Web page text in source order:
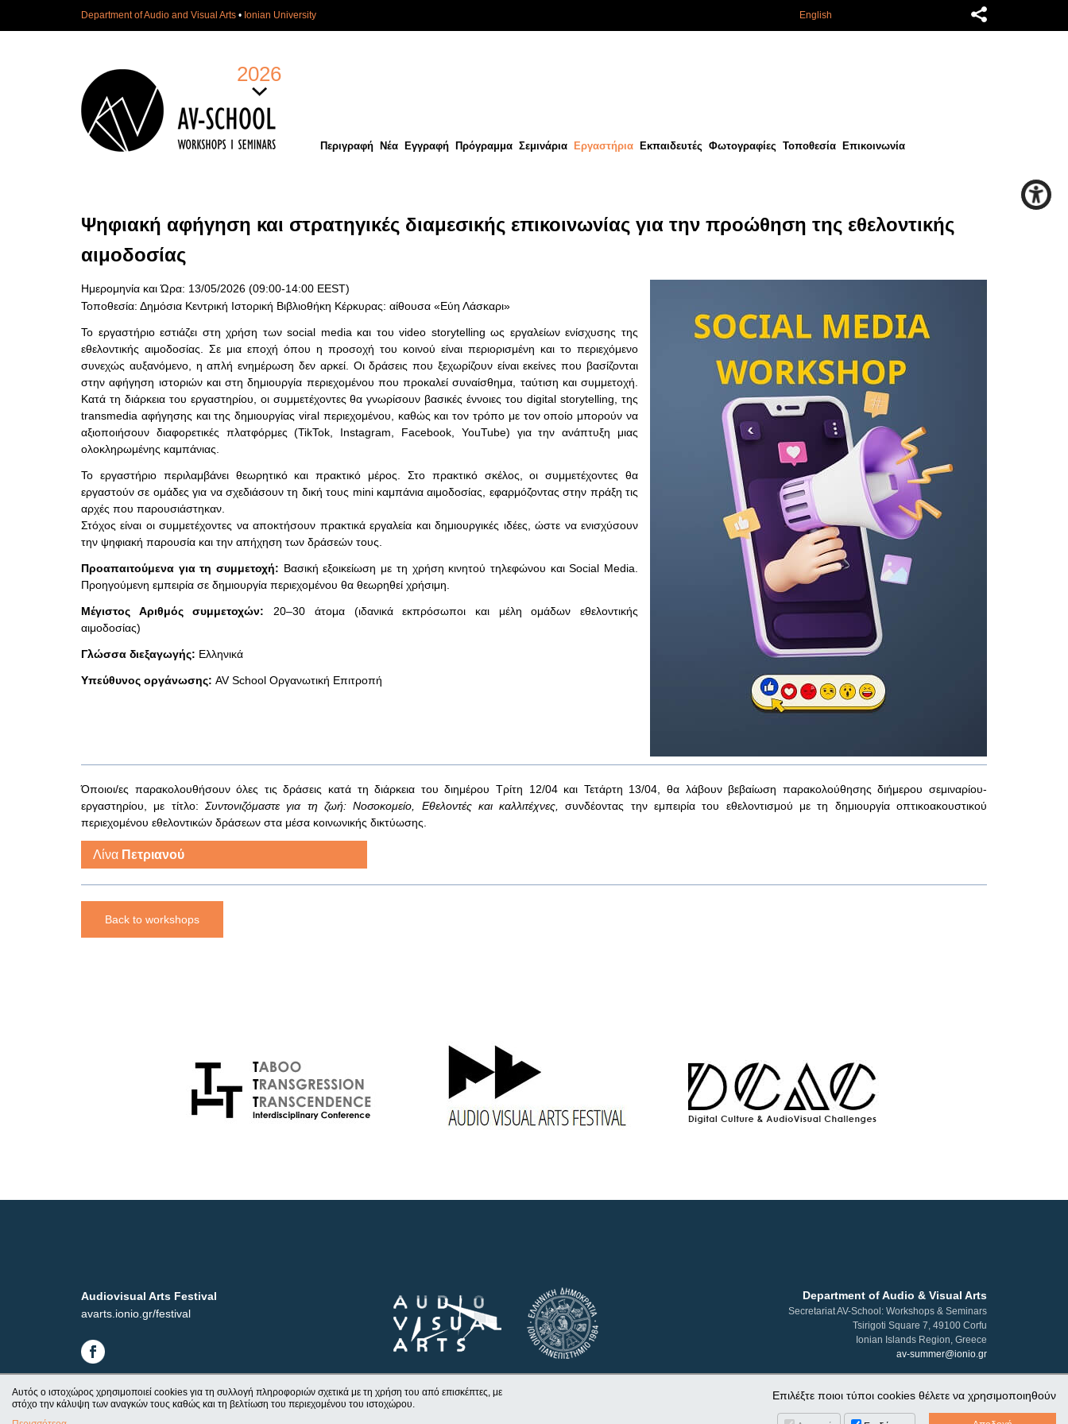
Department of Audio and Visual Arts • Ionian University English
2026
Περιγραφή Νέα Εγγραφή Πρόγραμμα Σεμινάρια Εργαστήρια Εκπαιδευτές Φωτογραφίες Τοποθεσία Επικοινωνία
Ψηφιακή αφήγηση και στρατηγικές διαμεσικής επικοινωνίας για την προώθηση της εθελοντικής
αιμοδοσίας
Ημερομηνία και Ώρα: 13/05/2026 (09:00-14:00 EEST)
Τοποθεσία: Δημόσια Κεντρική Ιστορική Βιβλιοθήκη Κέρκυρας: αίθουσα «Εύη Λάσκαρι»
Το εργαστήριο εστιάζει στη χρήση των social media και του video storytelling ως εργαλείων ενίσχυσης της
εθελοντικής αιμοδοσίας. Σε μια εποχή όπου η προσοχή του κοινού είναι περιορισμένη και το περιεχόμενο
συνεχώς αυξανόμενο, η απλή ενημέρωση δεν αρκεί. Οι δράσεις που ξεχωρίζουν είναι εκείνες που βασίζονται
στην αφήγηση ιστοριών και στη δημιουργία περιεχομένου που προκαλεί συναίσθημα, ταύτιση και συμμετοχή.
Κατά τη διάρκεια του εργαστηρίου, οι συμμετέχοντες θα γνωρίσουν βασικές έννοιες του digital storytelling, της
transmedia αφήγησης και της δημιουργίας viral περιεχομένου, καθώς και τον τρόπο με τον οποίο μπορούν να
αξιοποιήσουν διαφορετικές πλατφόρμες (TikTok, Instagram, Facebook, YouTube) για την ανάπτυξη μιας
ολοκληρωμένης καμπάνιας.
Το εργαστήριο περιλαμβάνει θεωρητικό και πρακτικό μέρος. Στο πρακτικό σκέλος, οι συμμετέχοντες θα
εργαστούν σε ομάδες για να σχεδιάσουν τη δική τους mini καμπάνια αιμοδοσίας, εφαρμόζοντας στην πράξη τις
αρχές που παρουσιάστηκαν.
Στόχος είναι οι συμμετέχοντες να αποκτήσουν πρακτικά εργαλεία και δημιουργικές ιδέες, ώστε να ενισχύσουν
την ψηφιακή παρουσία και την απήχηση των δράσεών τους.
Προαπαιτούμενα για τη συμμετοχή: Βασική εξοικείωση με τη χρήση κινητού τηλεφώνου και Social Media.
Προηγούμενη εμπειρία σε δημιουργία περιεχομένου θα θεωρηθεί χρήσιμη.
Μέγιστος Αριθμός συμμετοχών: 20–30 άτομα (ιδανικά εκπρόσωποι και μέλη ομάδων εθελοντικής
αιμοδοσίας)
Γλώσσα διεξαγωγής: Eλληνικά
Υπεύθυνος οργάνωσης: AV School Οργανωτική Επιτροπή
Όποιοι/ες παρακολουθήσουν όλες τις δράσεις κατά τη διάρκεια του διημέρου Τρίτη 12/04 και Τετάρτη 13/04, θα λάβουν βεβαίωση παρακολούθησης διήμερου σεμιναρίου-
εργαστηρίου, με τίτλο: Συντονιζόμαστε για τη ζωή: Νοσοκομείο, Εθελοντές και καλλιτέχνες,συνδέοντας την εμπειρία του εθελοντισμού με τη δημιουργία οπτικοακουστικού
περιεχομένου εθελοντικών δράσεων στα μέσα κοινωνικής δικτύωσης.
Λίνα Πετριανού
Back to workshops
Audiovisual Arts Festival
avarts.ionio.gr/festival
Department of Audio & Visual Arts
Secretariat AV-School: Workshops & Seminars
Tsirigoti Square 7, 49100 Corfu
Ionian Islands Region, Greece
av-summer@ionio.gr
Αυτός ο ιστοχώρος χρησιμοποιεί cookies για τη συλλογή πληροφοριών σχετικά με τη χρήση του από επισκέπτες, με
στόχο την κάλυψη των αναγκών τους καθώς και τη βελτίωση του περιεχομένου του ιστοχώρου.
Επιλέξτε ποιοι τύποι cookies θέλετε να χρησιμοποιηθούν